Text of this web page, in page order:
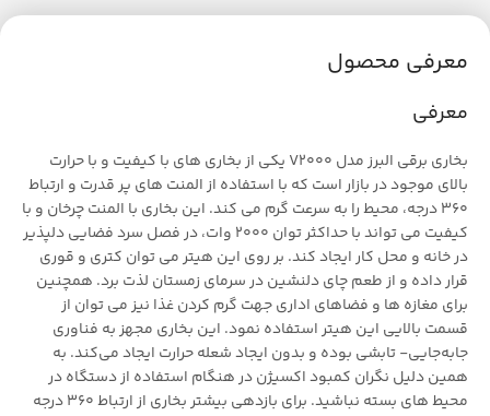
معرفی محصول
معرفی
بخاری برقی البرز مدل V2000 یکی از بخاری های با کیفیت و با حرارت
بالای موجود در بازار است که با استفاده از المنت های پر قدرت و ارتباط
360 درجه، محیط را به سرعت گرم می کند. این بخاری با المنت چرخان و با
کیفیت می تواند با حداکثر توان 2000 وات، در فصل سرد فضایی دلپذیر
در خانه و محل کار ایجاد کند. بر روی این هیتر می توان کتری و قوری
قرار داده و از طعم چای دلنشین در سرمای زمستان لذت برد. همچنین
برای مغازه ها و فضاهای اداری جهت گرم کردن غذا نیز می توان از
قسمت بالایی این هیتر استفاده نمود. این بخاری مجهز به فناوری
جابه‌جایی- تابشی بوده و بدون ایجاد شعله حرارت ایجاد می‌کند. به
همین دلیل نگران کمبود اکسیژن در هنگام استفاده از دستگاه در
محیط های بسته نباشید. برای بازدهی بیشتر بخاری از ارتباط 360 درجه